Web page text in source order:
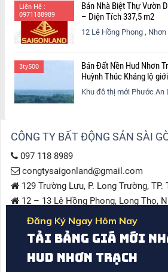
Liên Hệ :
0971188989
Bán Nhà Biệt Thự Vườn
– Diện Tích 337,5 m2
12 Lê Hồng Phong ,
3ty500
Bán Đất Nền Hud Nhơn
Huỳnh Thúc Kháng lộ
Khu đô thị mới Phước An
CÔNG TY BẤT ĐỘNG SẢN SÀI
097 118 8989
congtysaigonland@gmail.com
129 Trường Lưu, P. Long Trường, TP.
12 – 13 Lê Hồng Phong, Long Thọ,
DỰ ÁN ĐANG TRIỂN KHAI
Tổng Quan Khu Đô Thị Phước An –